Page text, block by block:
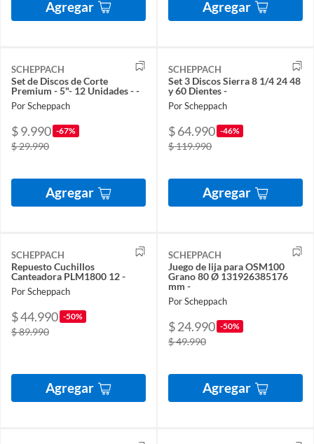
Agregar Agregar
SCHEPPACH
Set de Discos de Corte
Premium - 5"- 12 Unidades - -
Por Scheppach
$ 9.990 -67%
$ 29.990
Agregar
SCHEPPACH
Set 3 Discos Sierra 8 1/4 24 48
y 60 Dientes -
Por Scheppach
$ 64.990 -46%
$ 119.990
Agregar
SCHEPPACH
Repuesto Cuchillos
Canteadora PLM1800 12 -
Por Scheppach
$ 44.990 -50%
$ 89.990
Agregar
SCHEPPACH
Juego de lija para OSM100
Grano 80 Ø 131926385176
mm -
Por Scheppach
$ 24.990 -50%
$ 49.990
Agregar